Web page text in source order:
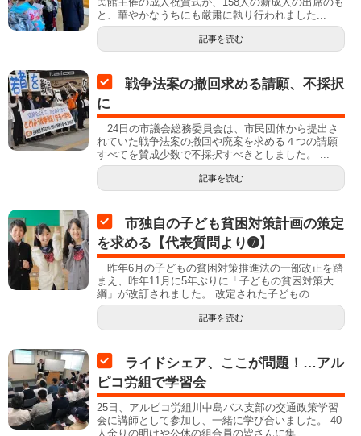
と、華やかなうちにも厳粛に執り行われました...
記事を読む
戦争法案の撤回求める請願、不採択
に
24日の市議会総務委員会は、市民団体から提出さ
れていた戦争法案の撤回や廃案を求める４つの請願
すべてを賛成少数で不採択すべきとしました。 ...
記事を読む
市独自の子ども貧困対策計画の策定
を求める【代表質問より➐】
昨年6月の子どもの貧困対策推進法の一部改正を踏
まえ、昨年11月に5年ぶりに「子どもの貧困対策大
綱」が改訂されました。 改定された子どもの...
記事を読む
ライドシェア、ここが問題！…アル
ピコ労組で学習会
25日、アルピコ労組川中島バス支部の交通政策学習
会に講師として参加し、一緒に学び合いました。 40
人余りの明けや公休の組合員の皆さんに集...